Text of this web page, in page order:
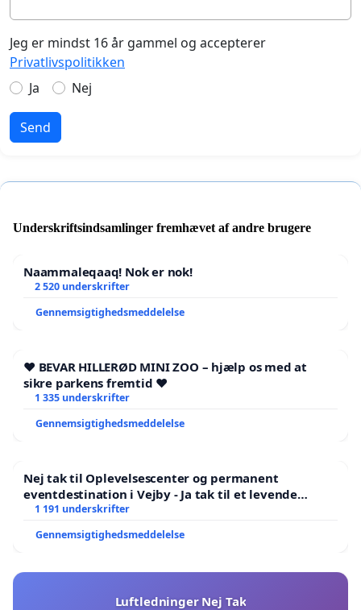
Jeg er mindst 16 år gammel og accepterer
Privatlivspolitikken
Ja
Nej
Send
Underskriftsindsamlinger fremhævet af andre brugere
Naammaleqaaq! Nok er nok!
2 520 underskrifter
Gennemsigtighedsmeddelelse
❤️ BEVAR HILLERØD MINI ZOO – hjælp os med at
sikre parkens fremtid ❤️
1 335 underskrifter
Gennemsigtighedsmeddelelse
Nej tak til Oplevelsescenter og permanent
eventdestination i Vejby - Ja tak til et levende
lokalområde i balance
1 191 underskrifter
Gennemsigtighedsmeddelelse
Luftledninger Nej Tak